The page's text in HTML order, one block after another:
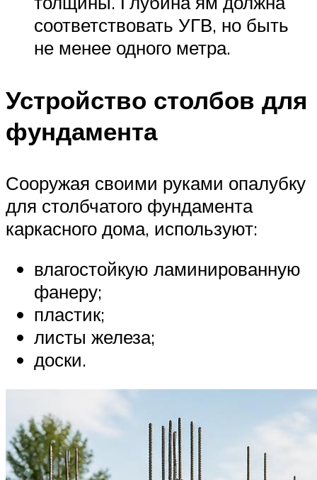
соответствовать УГВ, но быть
не менее одного метра.
Устройство столбов для
фундамента
Сооружая своими руками опалубку
для столбчатого фундамента
каркасного дома, используют:
влагостойкую ламинированную
фанеру;
пластик;
листы железа;
доски.